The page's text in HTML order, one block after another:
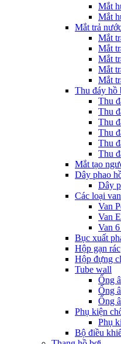
Mắt
Mắt
Mắt trả
Mắt
Mắt
Mắt
Mắt
Mắt
Thu đáy hồ
Thu
Thu
Thu
Thu
Thu
Thu
Mắt tạo
Dây phao
Dây
Các loại van
Van
Van
Van
Bục xuất
Hộp gạn rác
Hộp đựng
Tube wall
Ống
Ống
Ống
Phụ kiện
Phụ
Bộ điều